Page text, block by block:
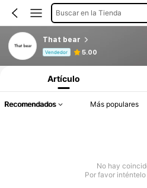
Buscar en la Tienda
That bear
Vendedor 5.00
Artículo
Recomendados Más populares
No hay
Por favor